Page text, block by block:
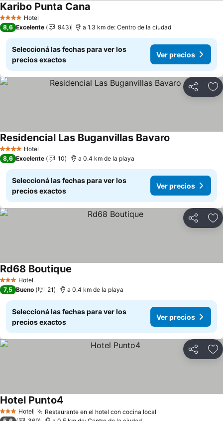
4 EstrellasHotel
Karibo Punta Cana
8,6 Excelente 943 a 1.3 km de: Centro de la ciudad
Seleccioná las fechas para ver los
precios exactos
Ver precios
Compartir
4 EstrellasHotel
Residencial Las Buganvillas Bavaro
8,6 Excelente 10 a 0.4 km de la playa
Seleccioná las fechas para ver los
precios exactos
Ver precios
Compartir
3 Estrellas
Hotel
Rd68 Boutique
7,5 Bueno 21 a 0.4 km de la playa
Seleccioná las fechas para ver los
precios exactos
Ver precios
Compartir
3 Estrellas
Hotel Restaurante en el hotel con cocina local
Hotel Punto4